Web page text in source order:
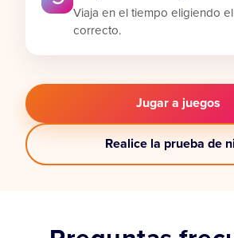
Viaja en el tiempo eligiendo
correcto.
Jugar a juegos
Realice la prueba de